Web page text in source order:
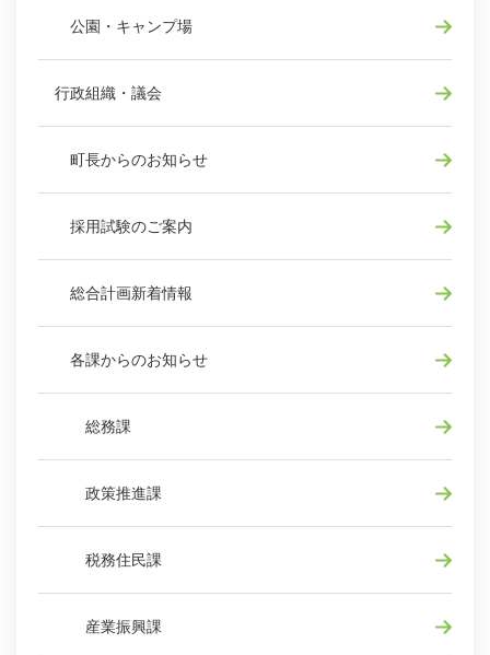
公園・キャンプ場
行政組織・議会
町長からのお知らせ
採用試験のご案内
総合計画新着情報
各課からのお知らせ
総務課
政策推進課
税務住民課
産業振興課